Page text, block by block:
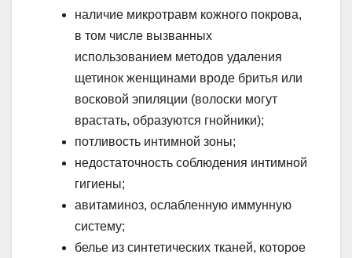
наличие микротравм кожного покрова,
в том числе вызванных
использованием методов удаления
щетинок женщинами вроде бритья или
восковой эпиляции (волоски могут
врастать, образуются гнойники);
потливость интимной зоны;
недостаточность соблюдения интимной
гигиены;
авитаминоз, ослабленную иммунную
систему;
белье из синтетических тканей, которое